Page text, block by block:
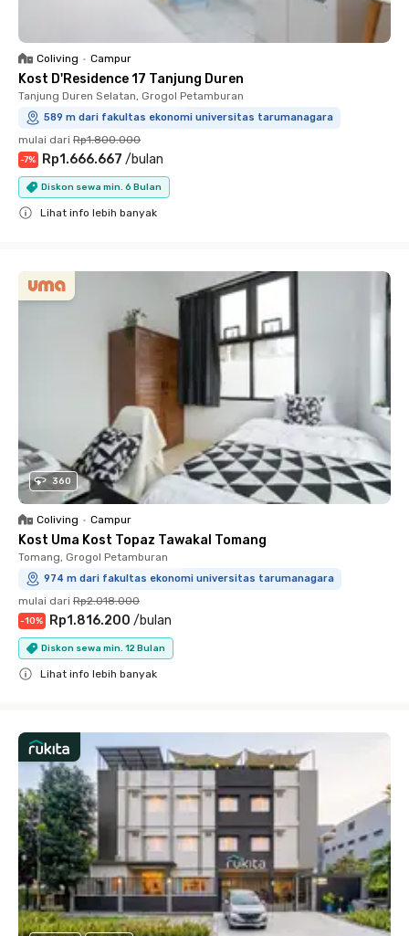
Coliving • Campur
Kost D'Residence 17 Tanjung Duren
Tanjung Duren Selatan, Grogol Petamburan
589 m dari fakultas ekonomi universitas tarumanagara
mulai dari Rp1.800.000
-7% Rp1.666.667 /bulan
Diskon sewa min. 6 Bulan
Lihat info lebih banyak
360
Coliving • Campur
Kost Uma Kost Topaz Tawakal Tomang
Tomang, Grogol Petamburan
974 m dari fakultas ekonomi universitas tarumanagara
mulai dari Rp2.018.000
-10% Rp1.816.200 /bulan
Diskon sewa min. 12 Bulan
Lihat info lebih banyak